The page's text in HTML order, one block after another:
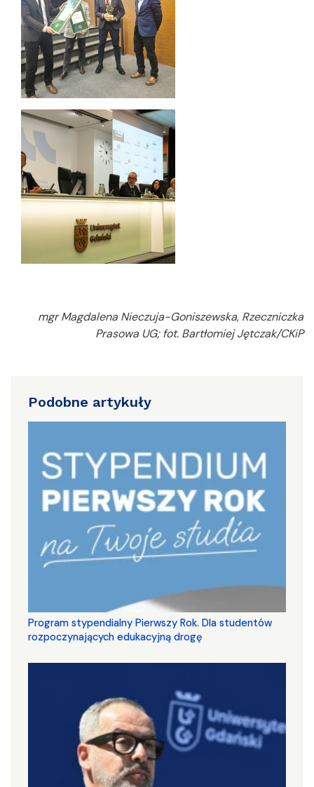
mgr Magdalena Nieczuja-Goniszewska, Rzeczniczka
Prasowa UG; fot. Bartłomiej Jętczak/CKiP
Podobne artykuły
Program stypendialny Pierwszy Rok. Dla studentów
rozpoczynających edukacyjną drogę